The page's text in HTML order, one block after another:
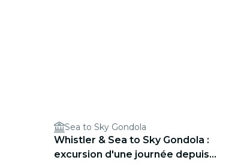
Sea to Sky Gondola
Whistler & Sea to Sky Gondola :
excursion d'une journée depuis